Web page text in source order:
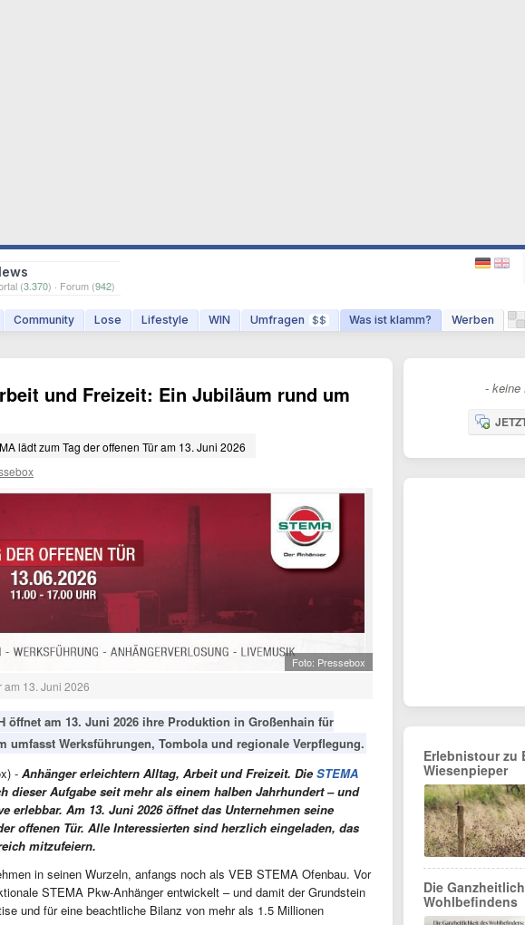
(3.370) · Forum (942)
Community Lose Lifestyle WIN Umfragen $$ Was ist klamm? Werben
und Freizeit: Ein Jubiläum rund um
lädt zum Tag der offenen Tür am 13. Juni 2026
Foto: Pressebox
am 13. Juni 2026
öffnet am 13. Juni 2026 ihre Produktion in Großenhain für
umfasst Werksführungen, Tombola und regionale Verpflegung.
- Anhänger erleichtern Alltag, Arbeit und Freizeit. DieSTEMA
dieser Aufgabe seit mehr als einem halben Jahrhundert – und
erlebbar. Am 13. Juni 2026 öffnet das Unternehmen seine
offenen Tür. Alle Interessierten sind herzlich eingeladen, das
mitzufeiern.
in seinen Wurzeln, anfangs noch als VEB STEMA Ofenbau. Vor
STEMA Pkw-Anhänger entwickelt – und damit der Grundstein
und für eine beachtliche Bilanz von mehr als 1.5 Millionen
- keine
Erlebnistour zu
Wiesenpieper
Die
Wohlbefindens